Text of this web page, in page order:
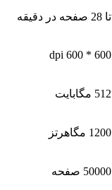
تا 28 صفحه در دقیقه
600 * 600 dpi
512 مگابایت
1200 مگاهرتز
50000 صفحه